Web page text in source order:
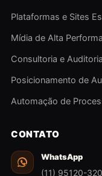
Plataformas e Sites
Mídia de Alta
Consultoria e
Posicionamento de
Automação de
CONTATO
WhatsApp
(11) 95120-